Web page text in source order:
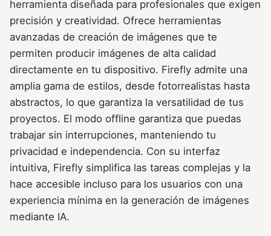
herramienta diseñada para profesionales que exigen
precisión y creatividad. Ofrece herramientas
avanzadas de creación de imágenes que te
permiten producir imágenes de alta calidad
directamente en tu dispositivo. Firefly admite una
amplia gama de estilos, desde fotorrealistas hasta
abstractos, lo que garantiza la versatilidad de tus
proyectos. El modo offline garantiza que puedas
trabajar sin interrupciones, manteniendo tu
privacidad e independencia. Con su interfaz
intuitiva, Firefly simplifica las tareas complejas y la
hace accesible incluso para los usuarios con una
experiencia mínima en la generación de imágenes
mediante IA.